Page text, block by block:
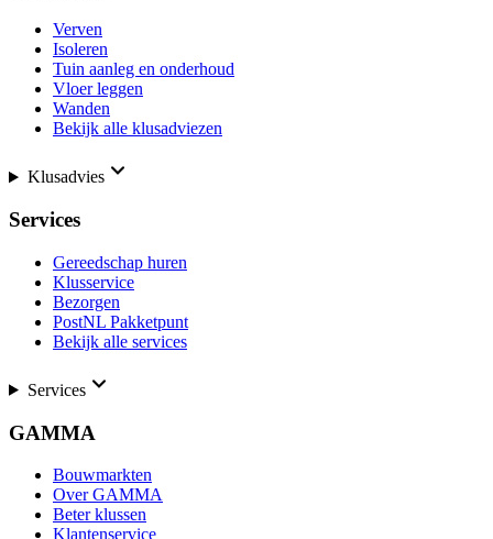
Verven
Isoleren
Tuin aanleg en onderhoud
Vloer leggen
Wanden
Bekijk alle klusadviezen
Klusadvies
Services
Gereedschap huren
Klusservice
Bezorgen
PostNL Pakketpunt
Bekijk alle services
Services
GAMMA
Bouwmarkten
Over GAMMA
Beter klussen
Klantenservice